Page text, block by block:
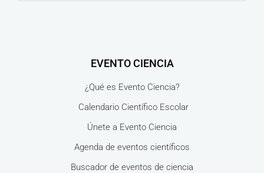
EVENTO CIENCIA
¿Qué es Evento Ciencia?
Calendario Científico Escolar
Únete a Evento Ciencia
Agenda de eventos científicos
Buscador de eventos de ciencia